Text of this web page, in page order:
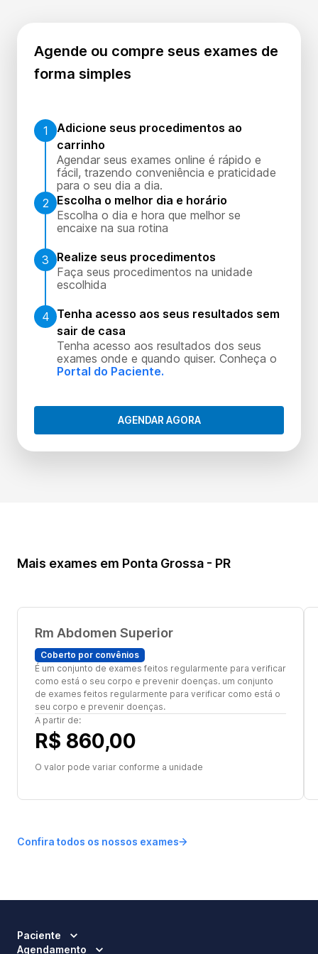
Agende ou compre seus exames de
forma simples
1
Adicione seus procedimentos ao
carrinho
Agendar seus exames online é rápido e
fácil, trazendo conveniência e praticidade
para o seu dia a dia.
2
Escolha o melhor dia e horário
Escolha o dia e hora que melhor se
encaixe na sua rotina
3
Realize seus procedimentos
Faça seus procedimentos na unidade
escolhida
4 Tenha acesso aos seus resultados sem
sair de casa
Tenha acesso aos resultados dos seus
exames onde e quando quiser. Conheça o
Portal do Paciente.
AGENDAR AGORA
Mais exames em Ponta Grossa - PR
Rm Abdomen Superior
Coberto por convênios
É um conjunto de exames feitos regularmente para verificar
como está o seu corpo e prevenir doenças. um conjunto
de exames feitos regularmente para verificar como está o
seu corpo e prevenir doenças.
A partir de:
R$ 860,00
O valor pode variar conforme a unidade
Confira todos os nossos exames
Paciente
Agendamento